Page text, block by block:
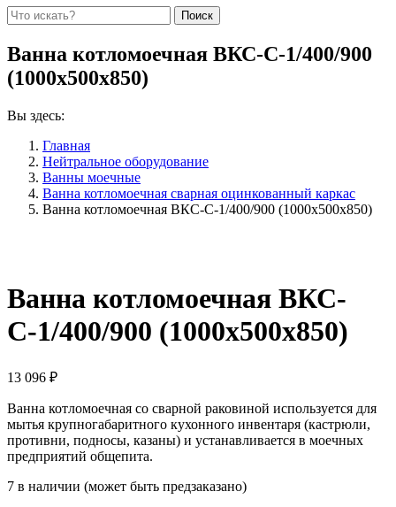
Ванна котломоечная ВКС-С-1/400/900
(1000х500х850)
Вы здесь:
Главная
Нейтральное оборудование
Ванны моечные
Ванна котломоечная сварная оцинкованный каркас
Ванна котломоечная ВКС-С-1/400/900 (1000х500х850)
Ванна котломоечная ВКС-
С-1/400/900 (1000х500х850)
13 096 ₽
Ванна котломоечная со сварной раковиной используется для
мытья крупногабаритного кухонного инвентаря (кастрюли,
противни, подносы, казаны) и устанавливается в моечных
предприятий общепита.
7 в наличии (может быть предзаказано)